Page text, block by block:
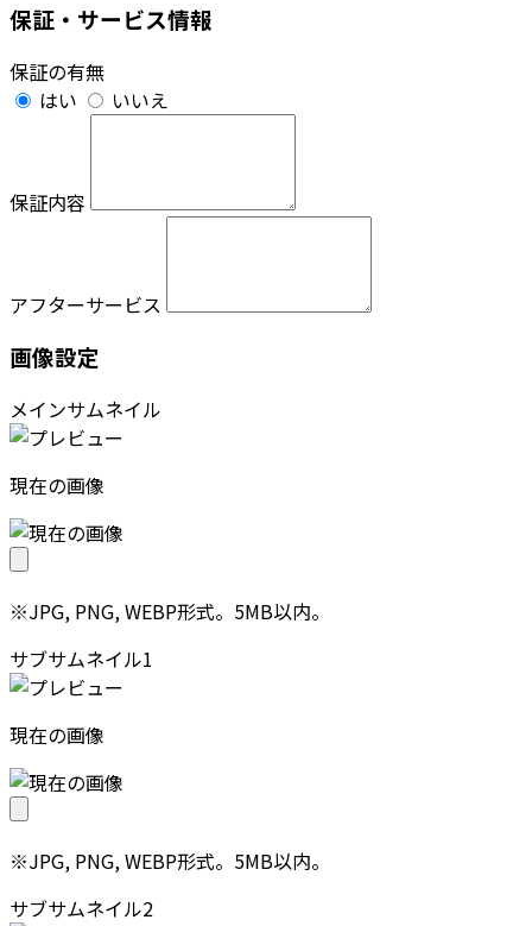
保証・サービス情報
保証の有無
はい
いいえ
保証内容
アフターサービス
画像設定
メインサムネイル
現在の画像
※JPG, PNG, WEBP形式。5MB以内。
サブサムネイル1
現在の画像
※JPG, PNG, WEBP形式。5MB以内。
サブサムネイル2